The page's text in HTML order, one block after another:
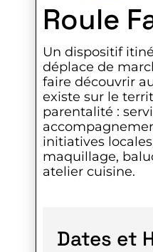
Roule
Un dispositif
déplace de
faire découvrir
existe sur le
parentalité :
initiatives
maquillage,
atelier cuisine.
Dates et